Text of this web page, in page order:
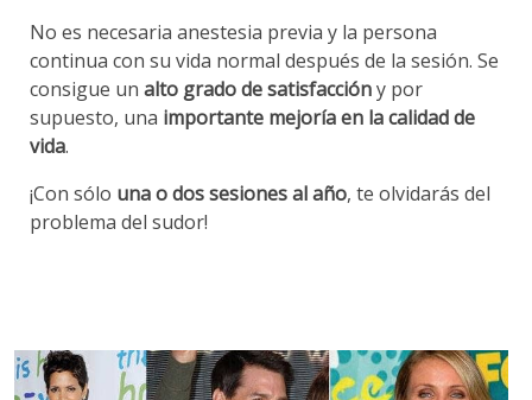
No es necesaria anestesia previa y la persona
continua con su vida normal después de la sesión. Se
consigue unalto grado de satisfaccióny por
supuesto, una importante mejoría en la calidad de
vida.
¡Con sólo una o dos sesiones al año, te olvidarás del
problema del sudor!